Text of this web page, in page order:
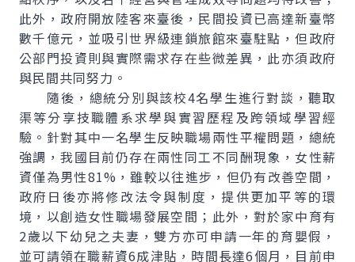
此外，政府開放陸客來臺後，民間投資已高達新臺幣
數千億元，並吸引世界級連鎖旅館來臺駐點，但政府
公部門投資則與實際需求存在些微差異，此亦須政府
與民間共同努力。
隨後，總統分別與該校4名學生進行對談，聽取
渠等分享技職體系求學與實習歷程及跨領域學習經
驗。針對其中一名學生反映職場兩性平權問題，總統
強調，我國目前仍存在兩性同工不同酬現象，女性薪
資僅為男性81%，雖較以往進步，但仍有改善空間，
政府日後亦將修改法令與制度，提供更加平等的環
境，以創造女性職場發展空間；此外，對於家中育有
2歲以下幼兒之夫妻，雙方亦可申請一年的育嬰假，
並可請領在職薪資6成津貼，時間長達6個月，目前申